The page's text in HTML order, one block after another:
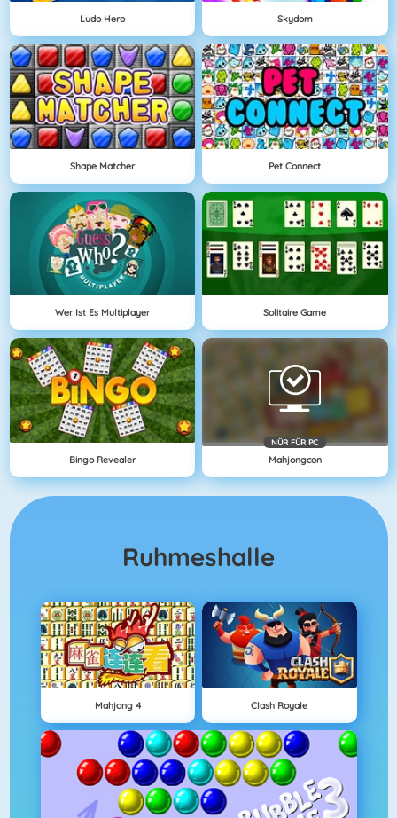
Ludo Hero Skydom
Shape Matcher Pet Connect
Wer Ist Es Multiplayer Solitaire Game
Bingo Revealer
NÜR FÜR PC
Mahjongcon
Ruhmeshalle
Mahjong 4 Clash Royale